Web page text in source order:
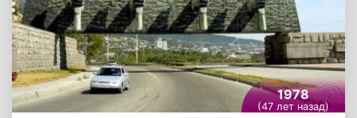
победу со счетом 7:3.
1978
(47 лет назад)